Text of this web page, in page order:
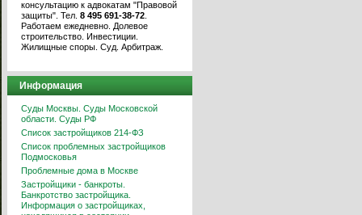
консультацию к адвокатам "Правовой
защиты". Тел. 8 495 691-38-72
Работаем ежедневно. Долевое
строительство. Инвестиции.
Жилищные споры. Суд. Арбитраж.
Информация
Суды Москвы. Суды Московской
области. Суды РФ
Список застройщиков 214-ФЗ
Список проблемных застройщиков
Подмосковья
Проблемные дома в Москве
Застройщики - банкроты.
Банкротство застройщика.
Информация о застройщиках,